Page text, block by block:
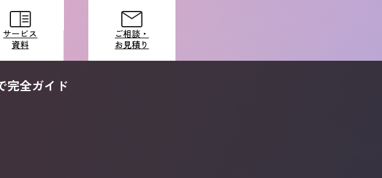
サービス
資料
サービス
ご相談・
お見積り
完全ガイド